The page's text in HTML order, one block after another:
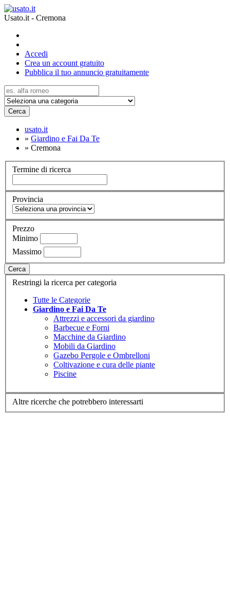
Usato.it - Cremona
Accedi
Crea un account gratuito
Pubblica il tuo annuncio gratuitamente
Cerca
usato.it
» Giardino e Fai Da Te
» Cremona
Termine di ricerca
Provincia
Prezzo
Minimo
Massimo
Cerca
Restringi la ricerca per categoria
Tutte le Categorie
Giardino e Fai Da Te
Attrezzi e accessori da giardino
Barbecue e Forni
Macchine da Giardino
Mobili da Giardino
Gazebo Pergole e Ombrelloni
Coltivazione e cura delle piante
Piscine
Altre ricerche che potrebbero interessarti